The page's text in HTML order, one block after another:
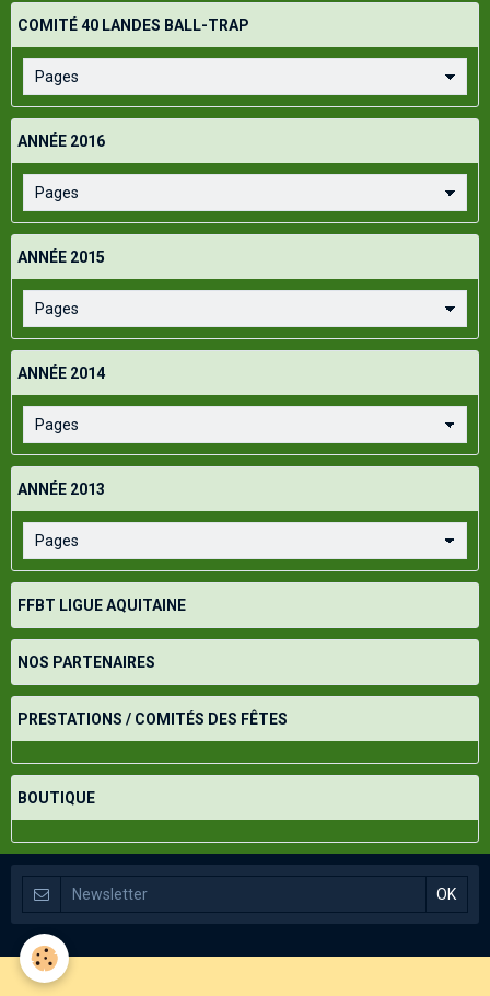
COMITÉ 40 LANDES BALL-TRAP
ANNÉE 2016
ANNÉE 2015
ANNÉE 2014
ANNÉE 2013
FFBT LIGUE AQUITAINE
NOS PARTENAIRES
PRESTATIONS / COMITÉS DES FÊTES
BOUTIQUE